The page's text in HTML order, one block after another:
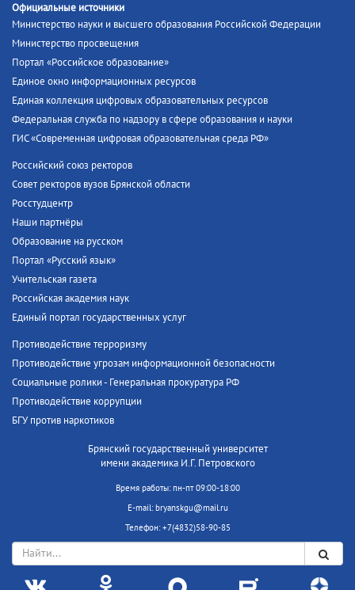
Официальные источники
Министерство науки и высшего образования Российской Федерации
Министерство просвещения
Портал «Российское образование»
Единое окно информационных ресурсов
Единая коллекция цифровых образовательных ресурсов
Федеральная служба по надзору в сфере образования и науки
ГИС «Современная цифровая образовательная среда РФ»
Российский союз ректоров
Совет ректоров вузов Брянской области
Росстудцентр
Наши партнёры
Образование на русском
Портал «Русский язык»
Учительская газета
Российская академия наук
Единый портал государственных услуг
Противодействие терроризму
Противодействие угрозам информационной безопасности
Социальные ролики - Генеральная прокуратура РФ
Противодействие коррупции
БГУ против наркотиков
Брянский государственный университет
имени академика И.Г. Петровского
Время работы: пн-пт 09:00-18:00
E-mail: bryanskgu@mail.ru
Телефон: +7(4832)58-90-85